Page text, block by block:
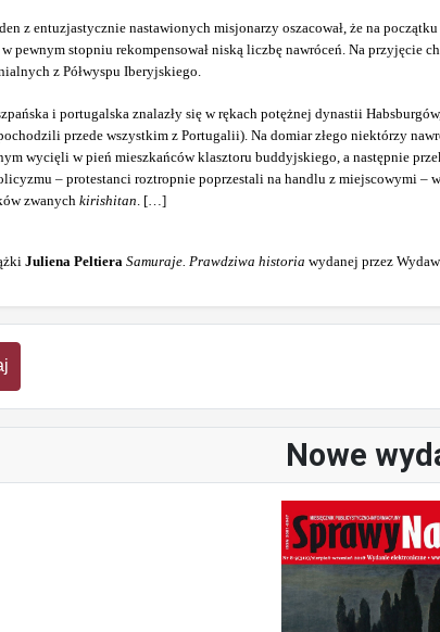
Nowe
z entuzjastycznie nastawionych misjonarzy oszacował, że na
pewnym stopniu rekompensował niską liczbę nawróceń. Na przyjęcie
z Półwyspu Iberyjskiego.
i portugalska znalazły się w rękach potężnej dynastii
przede wszystkim z Portugalii). Na domiar złego niektórzy
wycięli w pień mieszkańców klasztoru buddyjskiego, a następnie
– protestanci roztropnie poprzestali na handlu z miejscowymi –
zwanych kirishitan . […]
Juliena Peltiera Samuraje. Prawdziwa historia wydanej przez